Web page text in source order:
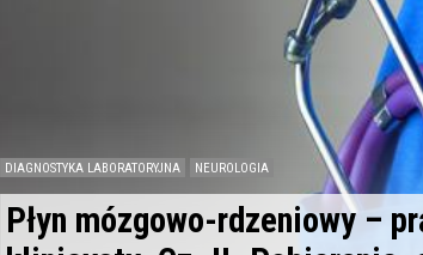
DIAGNOSTYKA LABORATORYJNA NEUROLOGIA
Płyn mózgowo-rdzeniowy –